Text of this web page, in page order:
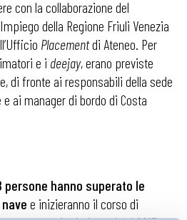
con la collaborazione del
della Regione Friuli Venezia
Placementdi Ateneo. Per
e i deejay, erano previste
di fronte ai responsabili della sede
ai manager di bordo di Costa
persone hanno superato le
e inizieranno il corso di